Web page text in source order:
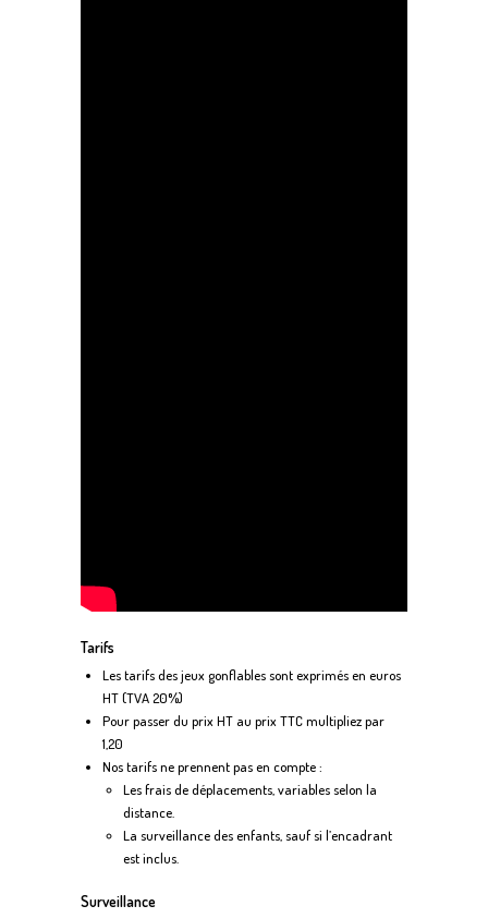
Tarifs
Les tarifs des jeux gonflables sont exprimés en euros
HT (TVA 20%)
Pour passer du prix HT au prix TTC multipliez par
1,20
Nos tarifs ne prennent pas en compte :
Les frais de déplacements, variables selon la
distance.
La surveillance des enfants, sauf si l’encadrant
est inclus.
Surveillance